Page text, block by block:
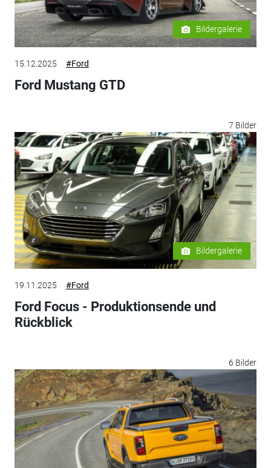
Bildergalerie
15.12.2025 #Ford
Ford Mustang GTD
7 Bilder
Bildergalerie
19.11.2025 #Ford
Ford Focus - Produktionsende und
Rückblick
6 Bilder